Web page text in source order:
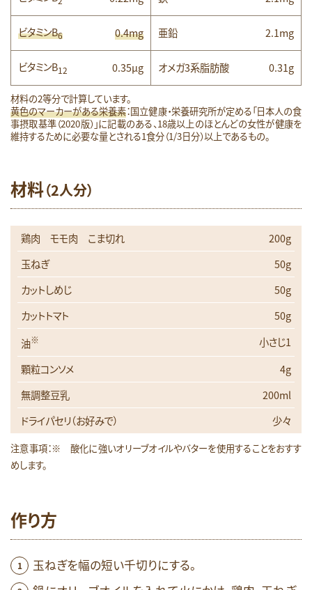
ビタミンB6 0.4mg 亜鉛 2.1mg
ビタミンB12 0.35μg オメガ3系脂肪酸 0.31g
材料の2等分で計算しています。
黄色のマーカーがある栄養素：国立健康・栄養研究所が定める「日本人の食
事摂取基準（2020版）」に記載のある、18歳以上のほとんどの女性が健康を
維持するために必要な量とされる1食分（1/3日分）以上であるもの。
材料（2人分）
鶏肉 モモ肉 こま切れ
200g
玉ねぎ
50g
カットしめじ
50g
カットトマト
50g
油※
小さじ1
顆粒コンソメ
4g
無調整豆乳
200ml
ドライパセリ（お好みで）
少々
注意事項：※ 酸化に強いオリーブオイルやバターを使用することをおすす
めします。
作り方
玉ねぎを幅の短い千切りにする。